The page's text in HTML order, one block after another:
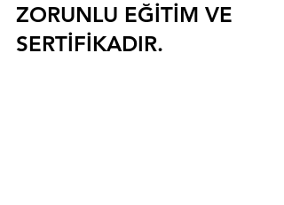
ZORUNLU EĞİTİM VE
SERTİFİKADIR.